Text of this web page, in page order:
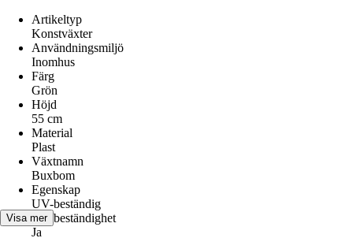
Artikeltyp
Konstväxter
Användningsmiljö
Inomhus
Färg
Grön
Höjd
55 cm
Material
Plast
Växtnamn
Buxbom
Egenskap
UV-beständig
UV-beständighet
Ja
Visa mer